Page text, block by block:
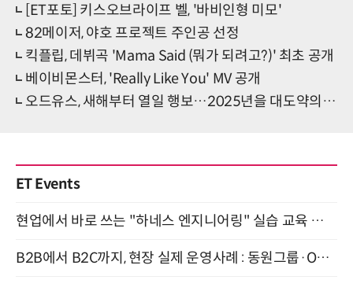
[ET포토] 키스오브라이프 벨, '바비인형 미모'
82메이저, 야호 프로젝트 주인공 선정
킥플립, 데뷔곡 'Mama Said (뭐가 되려고?)' 최초 공개
베이비몬스터, 'Really Like You' MV 공개
오드유스, 새해부터 열일 행보…2025년을 대도약의 해로
ET Events
현업에서 바로 쓰는 "하네스 엔지니어링" 실습 교육 워크숍 8월 20일 개최
B2B에서 B2C까지, 현장 실제 운영사례 : 동원그룹·OCI·다이닝브랜즈그룹·당근 (8/27)